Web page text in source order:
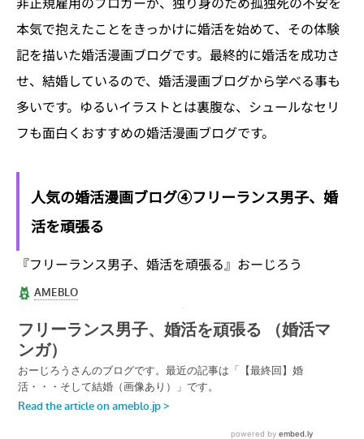
本気で抱えたことをきっかけに婚活を始めて、その体験
記を描いた婚活漫画ブログです。最終的に婚活を成功さ
せ、結婚しているので、婚活漫画ブログから学べる事も
多いです。ゆるいイラストとは裏腹な、シュールなセリ
フも面白くおすすめの婚活漫画ブログです。
人気の婚活漫画ブログ④フリーランス男子、婚
活を頑張る
『フリーランス男子、婚活を頑張る』おーじろう